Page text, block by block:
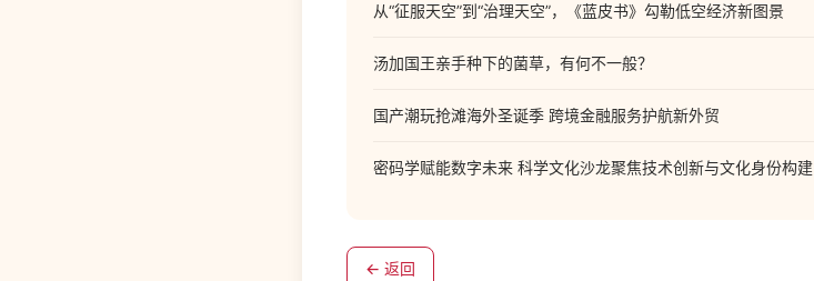
从“征服天空”到“治理天空”，《蓝皮书》勾勒低空经济新图景
汤加国王亲手种下的菌草，有何不一般？
国产潮玩抢滩海外圣诞季 跨境金融服务护航新外贸
密码学赋能数字未来 科学文化沙龙聚焦技术创新与文化身份构建
← 返回